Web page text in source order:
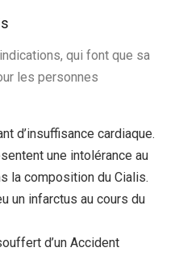
qui font que sa
les personnes
d’insuffisance cardiaque.
une intolérance au
la composition du Cialis.
un infarctus au cours du
d’un Accident